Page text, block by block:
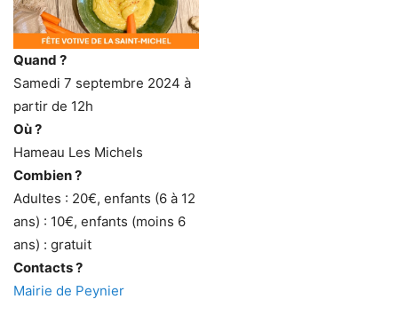
Quand ?
Samedi 7 septembre 2024 à
partir de 12h
Où ?
Hameau Les Michels
Combien ?
Adultes : 20€, enfants (6 à 12
ans) : 10€, enfants (moins 6
ans) : gratuit
Contacts ?
Mairie de Peynier